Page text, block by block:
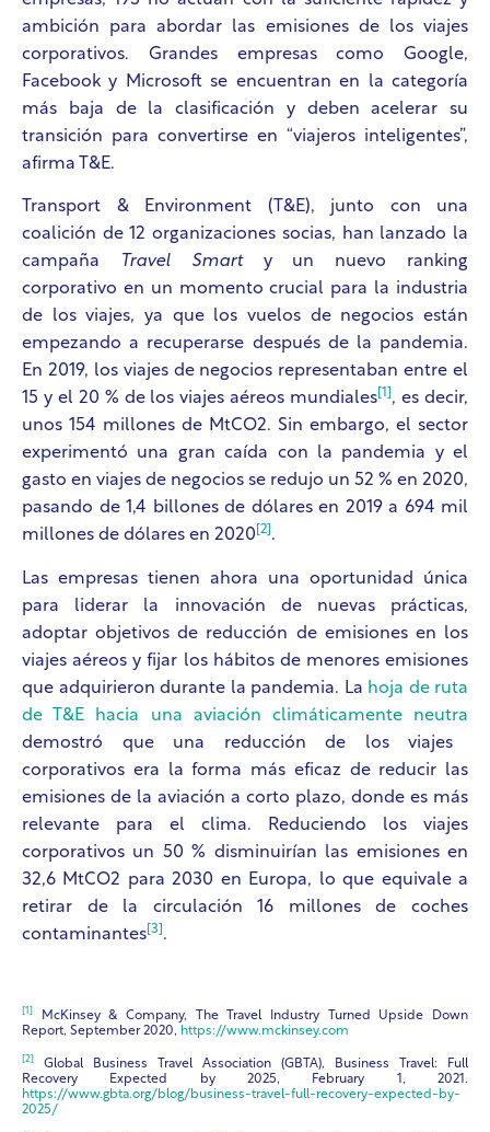
ambición para abordar las emisiones de los viajes
corporativos. Grandes empresas como Google,
Facebook y Microsoft se encuentran en la categoría
más baja de la clasificación y deben acelerar su
transición para convertirse en “viajeros inteligentes”,
afirma T&E.
Transport & Environment (T&E), junto con una
coalición de 12 organizaciones socias, han lanzado la
campaña
Travel Smarty un nuevo ranking
corporativo en un momento crucial para la industria
de los viajes, ya que los vuelos de negocios están
empezando a recuperarse después de la pandemia.
En 2019, los viajes de negocios representaban entre el
15 y el 20 % de los viajes aéreos mundiales [1] , es decir,
unos 154 millones de MtCO2. Sin embargo, el sector
experimentó una gran caída con la pandemia y el
gasto en viajes de negocios se redujo un 52 % en 2020,
pasando de 1,4 billones de dólares en 2019 a 694 mil
millones de dólares en 2020 [2] .
Las empresas tienen ahora una oportunidad única
para liderar la innovación de nuevas prácticas,
adoptar objetivos de reducción de emisiones en los
viajes aéreos y fijar los hábitos de menores emisiones
que adquirieron durante la pandemia. La hoja de ruta
de T&E hacia una aviación climáticamente neutra
demostró que una reducción de los viajes
corporativos era la forma más eficaz de reducir las
emisiones de la aviación a corto plazo, donde es más
relevante para el clima. Reduciendo los viajes
corporativos un 50 % disminuirían las emisiones en
32,6 MtCO2 para 2030 en Europa, lo que equivale a
retirar de la circulación 16 millones de coches
contaminantes [3] .
[1]
McKinsey & Company, The Travel Industry Turned Upside Down
Report, September 2020, https://www.mckinsey.com
[2]
Global Business Travel Association (GBTA), Business Travel: Full
Recovery Expected by 2025, February 1, 2021.
https://www.gbta.org/blog/business-travel-full-recovery-expected-by-
2025/